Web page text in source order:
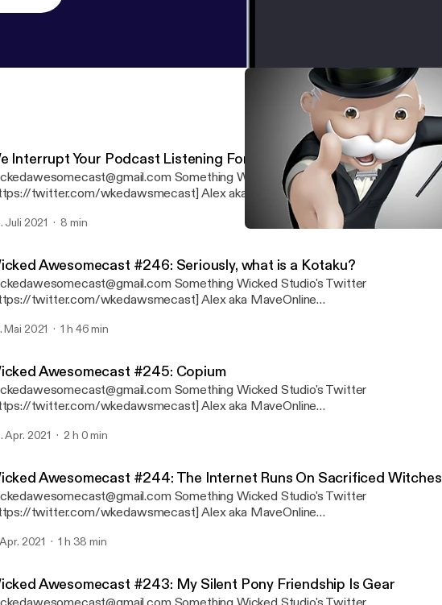
Interrupt Your Podcast Listening For An Important Message
Something Wicked Studio's Twitter
twitter.com/wkedawsmecast] Alex aka MaveOnline
aka KrakenZer0 [https://linktr.ee/krakenzer0]
Juli 2021 8 min
Awesomecast #246: Seriously, what is a Kotaku?
Something Wicked Studio's Twitter
twitter.com/wkedawsmecast] Alex aka MaveOnline
aka KrakenZer0 [https://linktr.ee/krakenzer0]
Mai 2021 1 h 46 min
Awesomecast #245: Copium
Something Wicked Studio's Twitter
twitter.com/wkedawsmecast] Alex aka MaveOnline
aka KrakenZer0 [https://linktr.ee/krakenzer0]
Apr. 2021 2 h 0 min
Awesomecast #244: The Internet Runs On Sacrificed Witches
Something Wicked Studio's Twitter
twitter.com/wkedawsmecast] Alex aka MaveOnline
aka KrakenZer0 [https://linktr.ee/krakenzer0]
Apr. 2021 1 h 38 min
Awesomecast #243: My Silent Pony Friendship Is Gear